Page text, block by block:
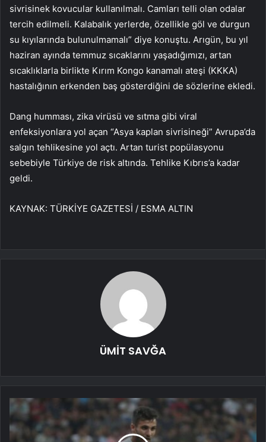
sivrisinek kovucular kullanılmalı. Camları telli olan odalar
tercih edilmeli. Kalabalık yerlerde, özellikle göl ve durgun
su kıyılarında bulunulmamalı” diye konuştu. Arıgün, bu yıl
haziran ayında temmuz sıcaklarını yaşadığımızı, artan
sıcaklıklarla birlikte Kırım Kongo kanamalı ateşi (KKKA)
hastalığının erkenden baş gösterdiğini de sözlerine ekledi.
Dang humması, zika virüsü ve sıtma gibi viral
enfeksiyonlara yol açan “Asya kaplan sivrisineği” Avrupa’da
salgın tehlikesine yol açtı. Artan turist popülasyonu
sebebiyle Türkiye de risk altında. Tehlike Kıbrıs’a kadar
geldi.
KAYNAK: TÜRKİYE GAZETESİ / ESMA ALTIN
ÜMİT SAVĞA